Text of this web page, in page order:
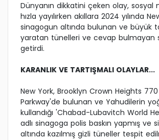
Dünyanın dikkatini çeken olay, sosyal
hızla yayılırken akıllara 2024 yılında
sinagogun altında bulunan ve büyük
yaratan tünelleri ve cevap bulmayan
getirdi.
KARANLIK VE TARTIŞMALI OLAYLAR...
New York, Brooklyn Crown Heights
Parkway'de bulunan ve Yahudilerin
kullandığı 'Chabad-Lubavitch World
adlı sinagoga polis baskın yapmış ve
altında kazılmış gizli tüneller tespit